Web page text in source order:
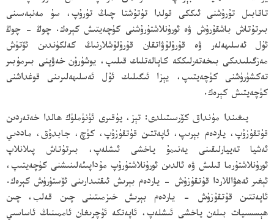
تاقابىل تۇرۇشنى ئىككى قولدا تۇتۇشتا چىڭ تۇرۇپ، سۇ مەنبەسىنى
بىرتۇتاش باشقۇرۇش ۋە ئورۇنلاشتۇرۇشنى كۈچەيتىش كېرەك. چوڭ - چوڭ
ئۇل ئەسلىھەلەر ۋە قۇرۇلۇۋاتقان قۇرۇلۇشلارنىڭ كەلكۈندىن ئۆتۈش
مەزگىلىدىكى بىخەتەرلىككە كاپالەتلىك قىلىپ، يوشۇرۇن خەۋپنى بىرمۇبىر
تەكشۈرۈشنى كۈچەيتىپ، يېزا ئىگىلىك ئۇل ئەسلىھەلىرىنى قوغداشنى
كۈچەيتىش كېرەك.
يىغىندا مۇنداق كۆرسىتىلدى: تېز، يۇقىرى ئۈنۈملۈك ھالدا خەتەردىن
قۇتقۇزۇپ، ياردەم بېرىپ، ئاپەتتىن قۇتقۇزۇپ، كۈچ، جابدۇق، ماددىي
ئەشيا تەييارلىقىنى يەنىمۇ ياخشى ئىشلەپ، بىرتۇتاش پىلانلاپ
ئورۇنلاشتۇرما قىلىش ۋە ئالدىن ئورۇنلاشتۇرۇپ مۇداپىئەلىنىشنى كۈچەيتىپ،
ئېغىر ئەھۋاللاردا قۇتقۇزۇش - ياردەم بېرىش ئىقتىدارىنى ئۆستۈرۈش كېرەك.
ئاپەتتىن قۇتقۇزۇش - ياردەم بېرىش خىزمىتىنى چىن قەلب، چىن
ھېسسىيات بىلەن ياخشى ئىشلەپ، ئاپەتكە ئۇچرىغان ئاممىنىڭ ئاساسىي